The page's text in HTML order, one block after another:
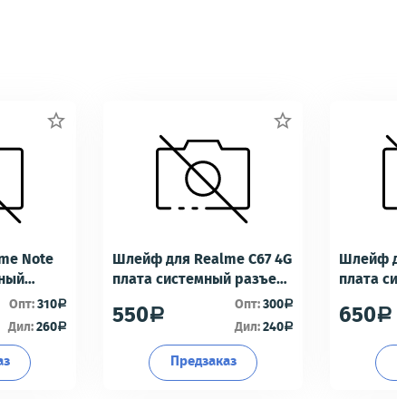

Note
-
Опт:310a
Дил:260a

Шлейф для Realme C67 4G
плата системный разъем/
разъем гарнитуры/
микрофон - Премиум
550a Опт:300a
Дил:240a
Предзаказ
Шлейф
плата
650a